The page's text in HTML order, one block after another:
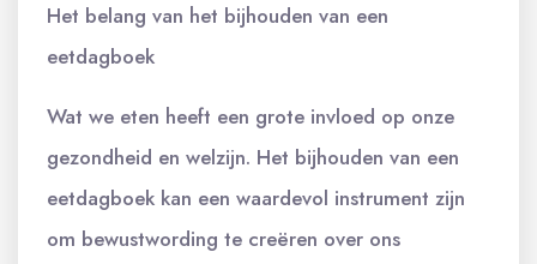
Het belang van het bijhouden van een
eetdagboek
Wat we eten heeft een grote invloed op onze
gezondheid en welzijn. Het bijhouden van een
eetdagboek kan een waardevol instrument zijn
om bewustwording te creëren over ons